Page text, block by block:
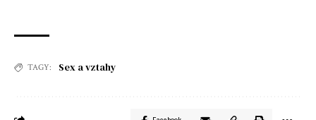
TAGY: Sex a vztahy